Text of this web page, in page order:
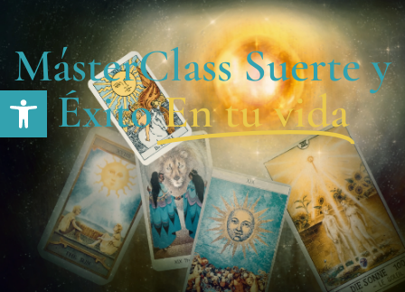
Abrir barra de herramientas
MásterClass Suerte y
ÉxitoEn tu vida